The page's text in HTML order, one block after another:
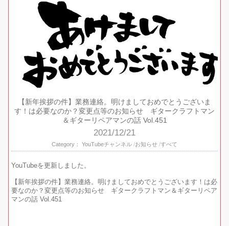
【新年挨拶の件】業務連絡。明けましておめでとうございま
す！は必要なのか？変更点等のお知らせ ギタークラフトマン
＆ギターリペアマンの話 Vol.451
2021/12/21
Category： YouTubeチャンネル お知らせ すべて
YouTubeを更新しました。
【新年挨拶の件】業務連絡。明けましておめでとうございます！は必
要なのか？変更点等のお知らせ ギタークラフトマン＆ギターリペア
マンの話 Vol.451